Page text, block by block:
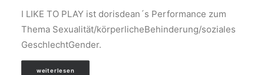
I LIKE TO PLAY ist dorisdean´s Performance zum
Thema Sexualität/körperlicheBehinderung/soziales
GeschlechtGender.
weiterlesen